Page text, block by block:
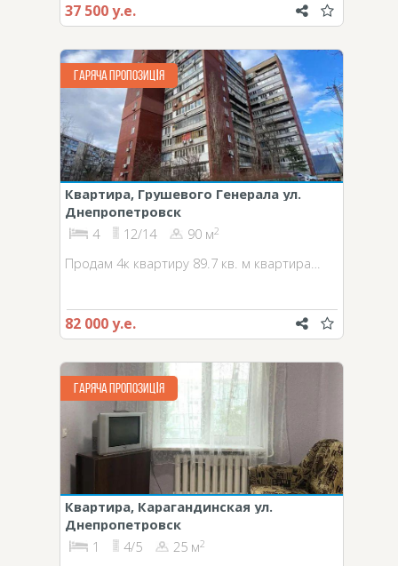
37 500 у.е.
ГАРЯЧА ПРОПОЗИЦІЯ
Квартира, Грушевого Генерала ул.
Днепропетровск
4
12/14 90 м2
Продам 4к квартиру 89.7 кв. м квартира…
82 000 у.е.
ГАРЯЧА ПРОПОЗИЦІЯ
Квартира, Карагандинская ул.
Днепропетровск
1
4/5 25 м2